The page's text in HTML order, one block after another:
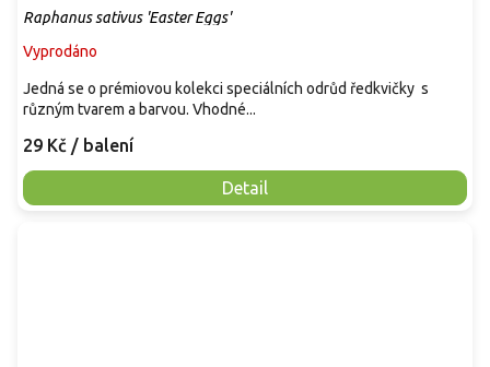
Raphanus sativus 'Easter Eggs'
Vyprodáno
29 Kč / balení
Detail
Jedná se o prémiovou kolekci speciálních odrůd ředkvičky s
různým tvarem a barvou. Vhodné...